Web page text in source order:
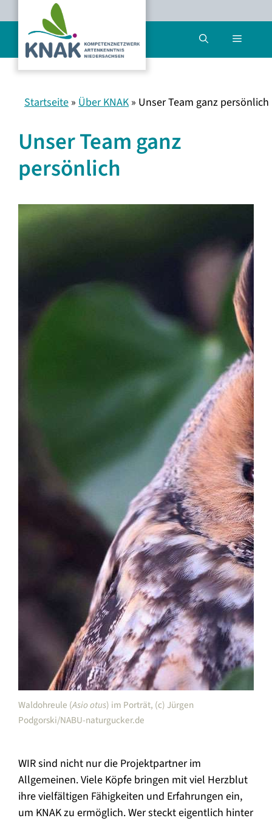
Inhalt
springen
Menü
Startseite » Über KNAK» Unser Team ganz persönlich
Unser Team ganz
persönlich
Waldohreule (Asio otus) im Porträt, (c) Jürgen
Podgorski/NABU-naturgucker.de
WIR sind nicht nur die Projektpartner im
Allgemeinen. Viele Köpfe bringen mit viel Herzblut
ihre vielfältigen Fähigkeiten und Erfahrungen ein,
um KNAK zu ermöglich. Wer steckt eigentlich hinter